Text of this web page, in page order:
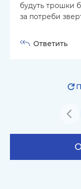
будуть трошки
за потреби
Ответить